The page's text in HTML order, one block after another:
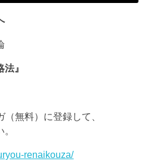
』
無料）に登録して、
renaikouza/